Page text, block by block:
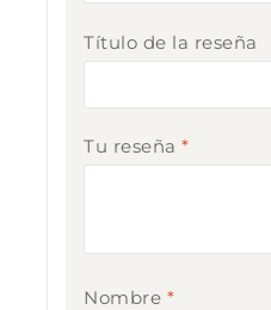
Título de la reseña
Tu reseña *
Nombre *